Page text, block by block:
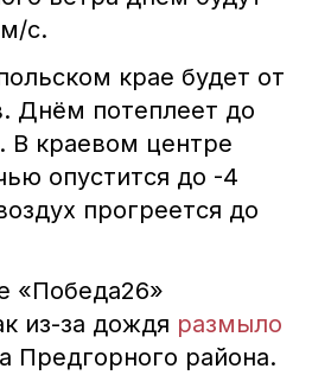
с.
крае будет от
Днём потеплеет до
В краевом центре
опустится до -4
прогреется до
«Победа26»
из-за дождя размыло
Предгорного района.